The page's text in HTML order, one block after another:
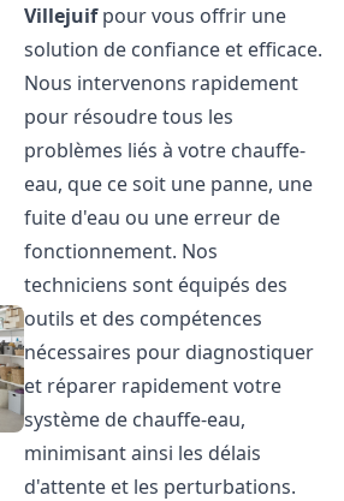
Villejuifpour vous offrir une
solution de confiance et efficace.
Nous intervenons rapidement
pour résoudre tous les
problèmes liés à votre chauffe-
eau, que ce soit une panne, une
fuite d'eau ou une erreur de
fonctionnement. Nos
techniciens sont équipés des
outils et des compétences
nécessaires pour diagnostiquer
et réparer rapidement votre
système de chauffe-eau,
minimisant ainsi les délais
d'attente et les perturbations.